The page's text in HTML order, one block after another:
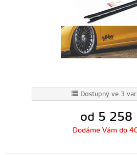
Dostupný ve 3
od 5 258
Dodáme Vám do